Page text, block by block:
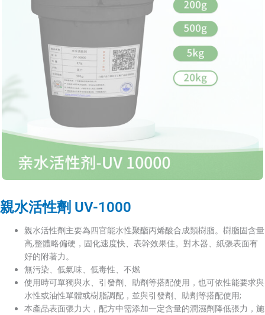
親水活性劑 UV-1000
親水活性劑主要為四官能水性聚酯丙烯酸合成類樹脂。樹脂固含量
高,整體略偏硬，固化速度快、表幹效果佳。對木器、紙張表面有
好的附著力。
無污染、低氣味、低毒性、不燃
使用時可單獨與水、引發劑、助劑等搭配使用，也可依性能要求與
水性或​​油性單體或樹脂調配，並與引發劑、助劑等搭配使用;
本產品表面張力大，配方中需添加一定含量的潤濕劑降低張力，施